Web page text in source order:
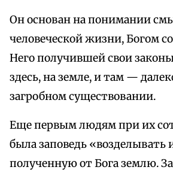
Он основан на понимании
человеческой жизни, Богом
Него получившей свои
здесь, на земле, и там —
загробном существовании.
Еще первым людям при их
была заповедь «возделывать
полученную от Бога землю.